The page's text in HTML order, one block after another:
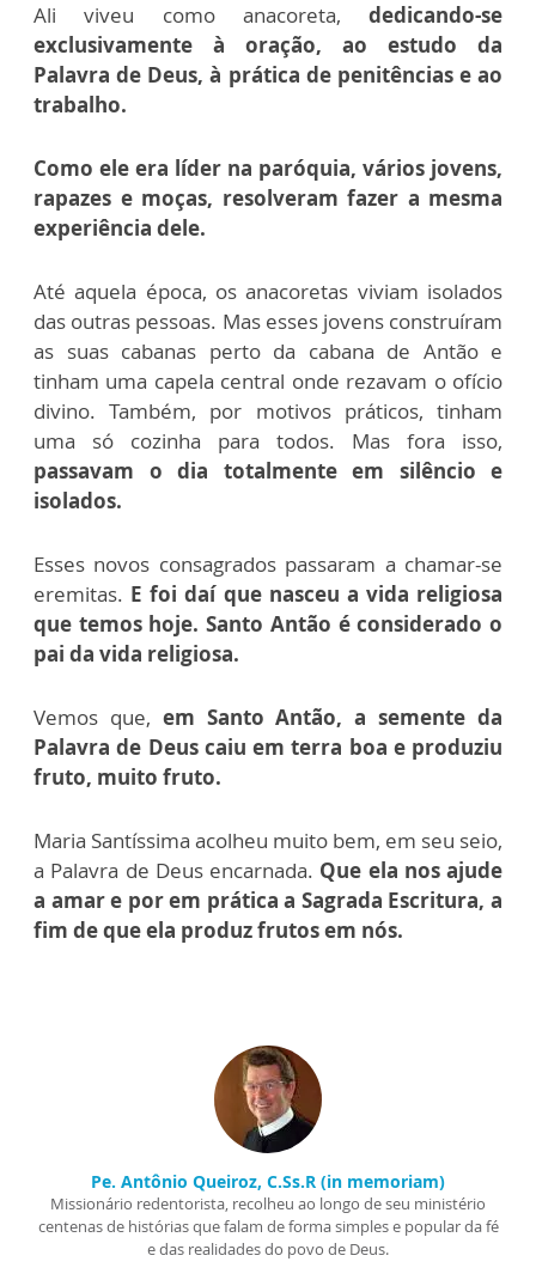
Ali viveu como anacoreta, dedicando-se
exclusivamente à oração, ao estudo da
Palavra de Deus, à prática de penitências e ao
trabalho.
Como ele era líder na paróquia, vários jovens,
rapazes e moças, resolveram fazer a mesma
experiência dele.
Até aquela época, os anacoretas viviam isolados
das outras pessoas. Mas esses jovens construíram
as suas cabanas perto da cabana de Antão e
tinham uma capela central onde rezavam o ofício
divino. Também, por motivos práticos, tinham
uma só cozinha para todos. Mas fora isso,
passavam o dia totalmente em silêncio e
isolados.
Esses novos consagrados passaram a chamar-se
eremitas. E foi daí que nasceu a vida religiosa
que temos hoje. Santo Antão é considerado o
pai da vida religiosa.
Vemos que, em Santo Antão, a semente da
Palavra de Deus caiu em terra boa e produziu
fruto, muito fruto.
Maria Santíssima acolheu muito bem, em seu seio,
a Palavra de Deus encarnada. Que ela nos ajude
a amar e por em prática a Sagrada Escritura, a
fim de que ela produz frutos em nós.
Pe. Antônio Queiroz, C.Ss.R (in memoriam)
Missionário redentorista, recolheu ao longo de seu ministério
centenas de histórias que falam de forma simples e popular da fé
e das realidades do povo de Deus.